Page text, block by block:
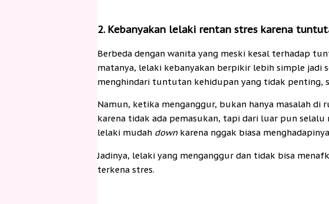
2. Kebanyakan lelaki rentan stres karena
Berbeda dengan wanita yang meski kesal terhadap
matanya, lelaki kebanyakan berpikir lebih simple jadi
menghindari tuntutan kehidupan yang tidak penting,
Namun, ketika menganggur, bukan hanya masalah di
karena tidak ada pemasukan, tapi dari luar pun
lelaki mudah down karena nggak biasa
Jadinya, lelaki yang menganggur dan tidak bisa
terkena stres.